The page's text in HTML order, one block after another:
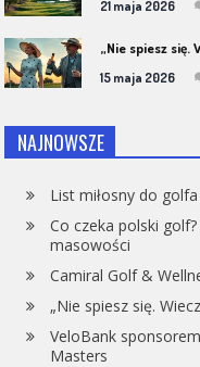
21 maja 2026
„Nie spiesz się.
15 maja 2026
NAJNOWSZE
List miłosny do golfa
Co czeka polski
masowości
Camiral Golf &
„Nie spiesz się.
VeloBank
Masters